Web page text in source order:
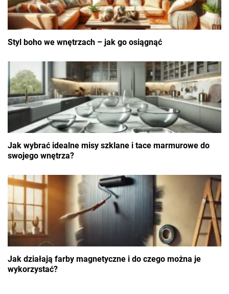
Styl boho we wnętrzach – jak go osiągnąć
Jak wybrać idealne misy szklane i tace marmurowe do
swojego wnętrza?
Jak działają farby magnetyczne i do czego można je
wykorzystać?